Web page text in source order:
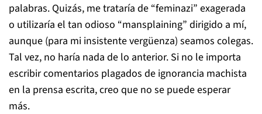
palabras. Quizás, me trataría de “feminazi” exagerada
o utilizaría el tan odioso “mansplaining” dirigido a mí,
aunque (para mi insistente vergüenza) seamos colegas.
Tal vez, no haría nada de lo anterior. Si no le importa
escribir comentarios plagados de ignorancia machista
en la prensa escrita, creo que no se puede esperar
más.